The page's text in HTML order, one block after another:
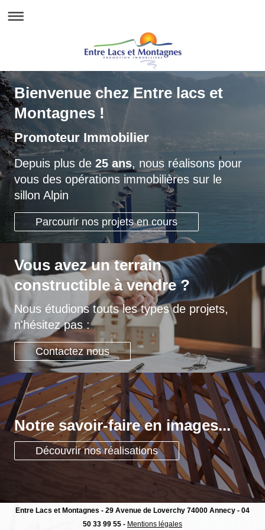
Bienvenue chez Entre lacs et
Montagnes !
Promoteur Immobilier
Depuis plus de 25 ans, nous réalisons pour
vous des opérations immobilières sur le
sillon Alpin
Parcourir nos projets en cours
Vous avez un terrain
constructible à vendre ?
Nous étudions touts les types de projets,
n'hésitez pas :
Contactez nous
Notre savoir-faire en images...
Découvrir nos réalisations
Entre Lacs et Montagnes - 29 Avenue de Loverchy 74000 Annecy - 04
50 33 99 55 - Mentions légales